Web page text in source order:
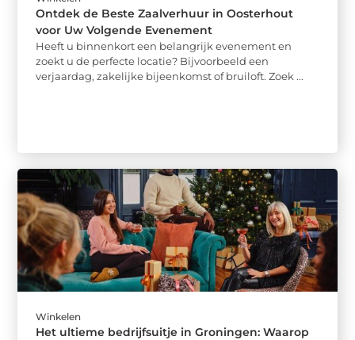
Ontdek de Beste Zaalverhuur in Oosterhout
voor Uw Volgende Evenement
Heeft u binnenkort een belangrijk evenement en
zoekt u de perfecte locatie? Bijvoorbeeld een
verjaardag, zakelijke bijeenkomst of bruiloft. Zoek ...
Winkelen
Het ultieme bedrijfsuitje in Groningen: Waarop